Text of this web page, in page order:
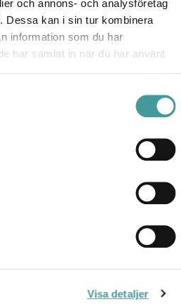
och annons- och analysföretag
Dessa kan i sin tur kombinera
information som du har
har samlat in när du har använt
Visa detaljer
3K DALI
3K DALI
DALI